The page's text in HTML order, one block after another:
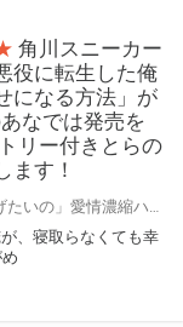
角川スニーカー
役に転生した俺
になる方法」が
なでは発売を
リー付きとらの
ます！
、寝取らなくても幸